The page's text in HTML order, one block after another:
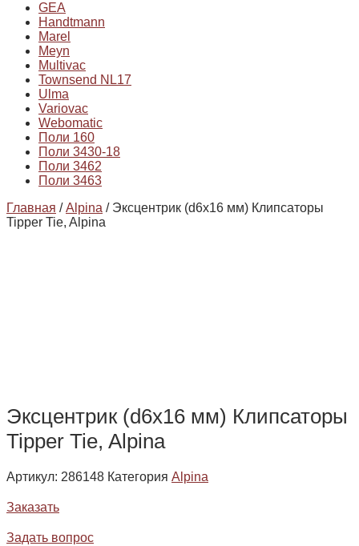
GEA
Handtmann
Marel
Meyn
Multivac
Townsend NL17
Ulma
Variovac
Webomatic
Поли 160
Поли 3430-18
Поли 3462
Поли 3463
Главная /Alpina / Эксцентрик (d6x16 мм) Клипсаторы
Tipper Tie, Alpina
Эксцентрик (d6x16 мм) Клипсаторы
Tipper Tie, Alpina
Артикул: 286148 Категория Alpina
Заказать
Задать вопрос